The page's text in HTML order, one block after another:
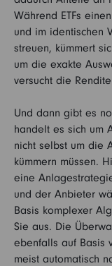
Während ETFs
und im identischen
streuen, kümmert
um die exakte
versucht die
Und dann gibt es
handelt es sich um
nicht selbst um die
kümmern müssen.
eine
und der Anbieter
Basis komplexer
Sie aus. Die
ebenfalls auf Basis
meist automatisch